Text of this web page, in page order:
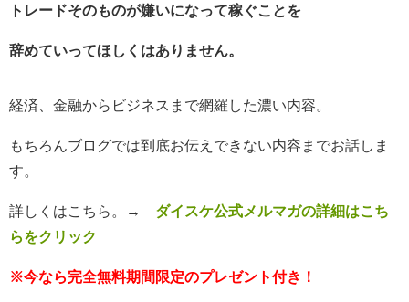
トレードそのものが嫌いになって稼ぐことを
辞めていってほしくはありません。
経済、金融からビジネスまで網羅した濃い内容。
もちろんブログでは到底お伝えできない内容までお話しま
す。
詳しくはこちら。 → ダイスケ公式メルマガの詳細はこち
らをクリック
※今なら完全無料期間限定のプレゼント付き！